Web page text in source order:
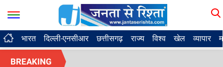
भारत दिल्ली-एनसीआर छत्तीसगढ़ राज्य विश्व खेल व्यापार
BREAKING